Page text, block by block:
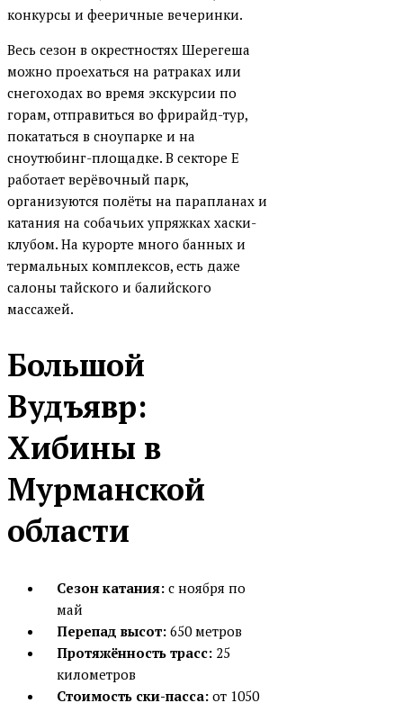
конкурсы и фееричные вечеринки.
Весь сезон в окрестностях Шерегеша
можно проехаться на ратраках или
снегоходах во время экскурсии по
горам, отправиться во фрирайд-тур,
покататься в сноупарке и на
сноутюбинг-площадке. В секторе Е
работает верёвочный парк,
организуются полёты на парапланах и
катания на собачьих упряжках хаски-
клубом. На курорте много банных и
термальных комплексов, есть даже
салоны тайского и балийского
массажей.
Большой
Вудъявр:
Хибины в
Мурманской
области
Сезон катания: с ноября по
май
Перепад высот: 650 метров
Протяжённость трасс: 25
километров
Стоимость ски-пасса: от 1050